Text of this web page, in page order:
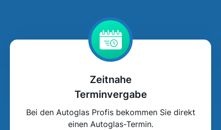
Zeitnahe
Terminvergabe
Bei den Autoglas Profis bekommen Sie direkt
einen Autoglas-Termin.